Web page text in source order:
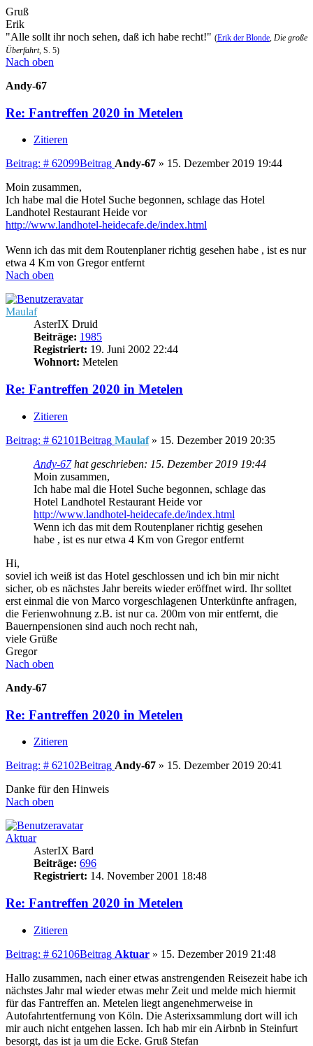
Gruß
Erik
"Alle sollt ihr noch sehen, daß ich habe recht!" (Erik der Blonde, Die große
Überfahrt, S. 5)
Nach oben
Andy-67
Re: Fantreffen 2020 in Metelen
Zitieren
Beitrag: # 62099Beitrag Andy-67 » 15. Dezember 2019 19:44
Moin zusammen,
Ich habe mal die Hotel Suche begonnen, schlage das Hotel
Landhotel Restaurant Heide vor
http://www.landhotel-heidecafe.de/index.html
Wenn ich das mit dem Routenplaner richtig gesehen habe , ist es nur
etwa 4 Km von Gregor entfernt
Nach oben
Maulaf
AsterIX Druid
Beiträge: 1985
Registriert: 19. Juni 2002 22:44
Wohnort: Metelen
Re: Fantreffen 2020 in Metelen
Zitieren
Beitrag: # 62101Beitrag Maulaf» 15. Dezember 2019 20:35
Andy-67hat geschrieben: 15. Dezember 2019 19:44
Moin zusammen,
Ich habe mal die Hotel Suche begonnen, schlage das
Hotel Landhotel Restaurant Heide vor
http://www.landhotel-heidecafe.de/index.html
Wenn ich das mit dem Routenplaner richtig gesehen
habe , ist es nur etwa 4 Km von Gregor entfernt
Hi,
soviel ich weiß ist das Hotel geschlossen und ich bin mir nicht
sicher, ob es nächstes Jahr bereits wieder eröffnet wird. Ihr solltet
erst einmal die von Marco vorgeschlagenen Unterkünfte anfragen,
die Ferienwohnung z.B. ist nur ca. 200m von mir entfernt, die
Bauernpensionen sind auch noch recht nah,
viele Grüße
Gregor
Nach oben
Andy-67
Re: Fantreffen 2020 in Metelen
Zitieren
Beitrag: # 62102Beitrag Andy-67 » 15. Dezember 2019 20:41
Danke für den Hinweis
Nach oben
Aktuar
AsterIX Bard
Beiträge: 696
Registriert: 14. November 2001 18:48
Re: Fantreffen 2020 in Metelen
Zitieren
Beitrag: # 62106Beitrag Aktuar » 15. Dezember 2019 21:48
Hallo zusammen, nach einer etwas anstrengenden Reisezeit habe ich
nächstes Jahr mal wieder etwas mehr Zeit und melde mich hiermit
für das Fantreffen an. Metelen liegt angenehmerweise in
Autofahrtentfernung von Köln. Die Asterixsammlung dort will ich
mir auch nicht entgehen lassen. Ich hab mir ein Airbnb in Steinfurt
besorgt, das ist ja um die Ecke. Gruß Stefan